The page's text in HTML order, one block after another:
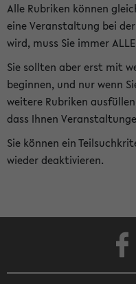
Alle Rubriken können
eine Veranstaltung bei
wird, muss Sie immer
Sie sollten aber erst mit
beginnen, und nur wenn
weitere Rubriken
dass Ihnen
Sie können ein
wieder deaktivieren.